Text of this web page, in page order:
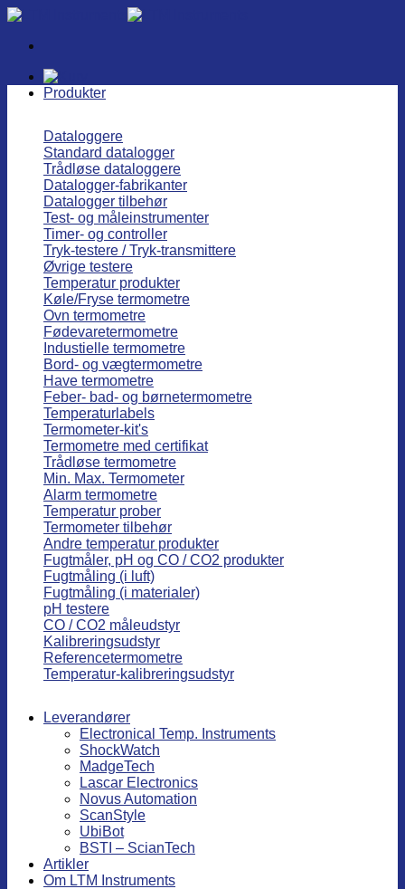
Fortsæt
indhold
Produkter
Dataloggere
Standard datalogger
Trådløse dataloggere
Datalogger-fabrikanter
Datalogger tilbehør
Test- og måleinstrumenter
Timer- og controller
Tryk-testere / Tryk-transmittere
Øvrige testere
Temperatur produkter
Køle/Fryse termometre
Ovn termometre
Fødevaretermometre
Industielle termometre
Bord- og vægtermometre
Have termometre
Feber- bad- og børnetermometre
Temperaturlabels
Termometer-kit's
Termometre med certifikat
Trådløse termometre
Min. Max. Termometer
Alarm termometre
Temperatur prober
Termometer tilbehør
Andre temperatur produkter
Fugtmåler, pH og CO / CO2 produkter
Fugtmåling (i luft)
Fugtmåling (i materialer)
pH testere
CO / CO2 måleudstyr
Kalibreringsudstyr
Referencetermometre
Temperatur-kalibreringsudstyr
Leverandører
Electronical Temp. Instruments
ShockWatch
MadgeTech
Lascar Electronics
Novus Automation
ScanStyle
UbiBot
BSTI – ScianTech
Artikler
Om LTM Instruments